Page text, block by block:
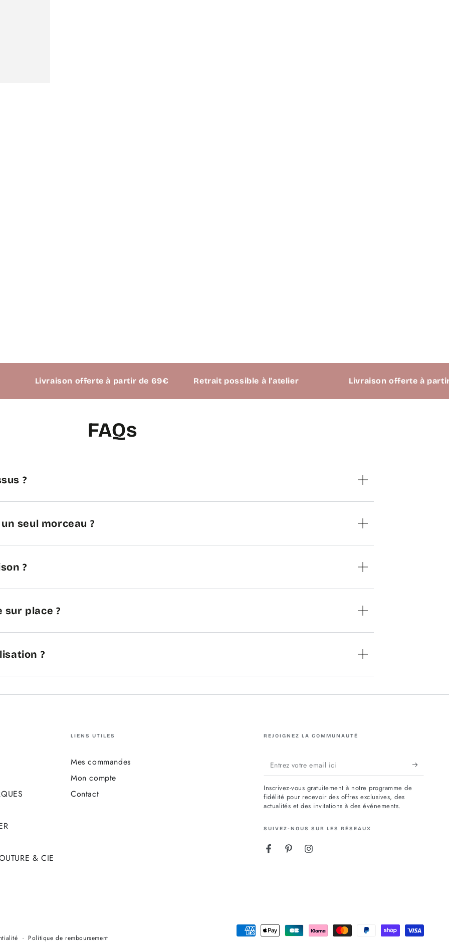
Livraison offerte à partir de 69€ Retrait possible à l'atelier Livraison offerte à partir de
FAQs
?
seul morceau ?
?
sur place ?
?
& CIE
LIENS UTILES
Mes commandes
Mon compte
Contact
REJOIGNEZ LA COMMUNAUTÉ
Entrez
votre
email
ici
Inscrivez-vous gratuitement à notre programme de
fidélité pour recevoir des offres exclusives, des
actualités et des invitations à des événements.
SUIVEZ-NOUS SUR LES RÉSEAUX
FacebookPinterestInstagram
Politique de remboursement